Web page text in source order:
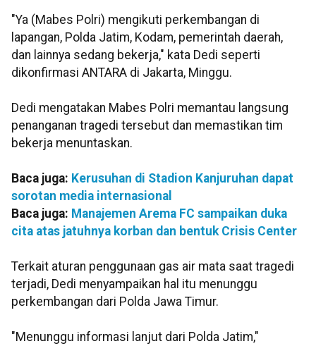
"Ya (Mabes Polri) mengikuti perkembangan di
lapangan, Polda Jatim, Kodam, pemerintah daerah,
dan lainnya sedang bekerja," kata Dedi seperti
dikonfirmasi ANTARA di Jakarta, Minggu.
Dedi mengatakan Mabes Polri memantau langsung
penanganan tragedi tersebut dan memastikan tim
bekerja menuntaskan.
Baca juga: Kerusuhan di Stadion Kanjuruhan dapat
sorotan media internasional
Baca juga: Manajemen Arema FC sampaikan duka
cita atas jatuhnya korban dan bentuk Crisis Center
Terkait aturan penggunaan gas air mata saat tragedi
terjadi, Dedi menyampaikan hal itu menunggu
perkembangan dari Polda Jawa Timur.
"Menunggu informasi lanjut dari Polda Jatim,"